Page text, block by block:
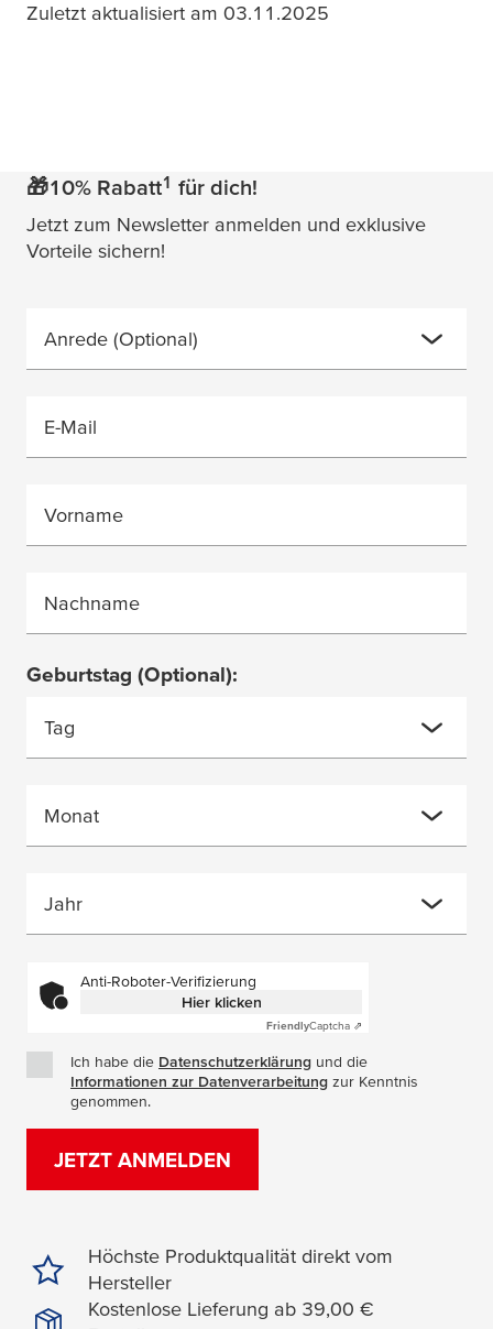
Zuletzt aktualisiert am 03.11.2025
🎁10% Rabatt1 für dich!
Jetzt zum Newsletter anmelden und exklusive
Vorteile sichern!
Anrede (Optional)
E-Mail
Vorname
Nachname
Geburtstag (Optional):
Tag
Monat
Jahr
Anti-Roboter-Verifizierung
Hier klicken
FriendlyCaptcha ⇗
Ich habe die Datenschutzerklärung (Öffnet in einem neuen
und die
Informationen zur Datenverarbeitung (Öffnet in einem
zur Kenntnis
genommen.
JETZT ANMELDEN
Höchste Produktqualität direkt vom
Hersteller
Kostenlose Lieferung ab 39,00 €